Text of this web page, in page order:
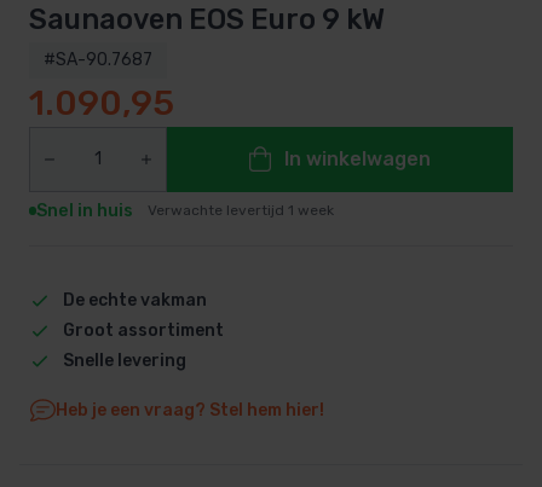
Saunaoven EOS Euro 9 kW
#SA-90.7687
1.090,95
In winkelwagen
Snel in huis Verwachte levertijd 1 week
De echte vakman
Groot assortiment
Snelle levering
Heb je een vraag? Stel hem hier!